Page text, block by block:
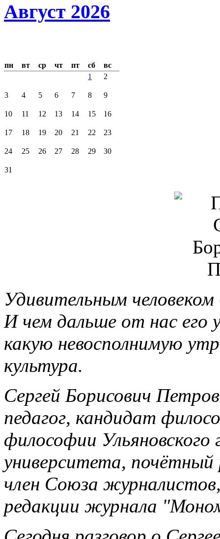
Август 2026
пн вт ср чт пт сб
вс
1
2
3 4 5 6 7 8 9
10 11 12 13 14 15 16
17 18 19 20 21 22 23
24 25 26 27 28 29 30
31
Удивительным
И чем дальше от нас его
какую невосполнимую
культура.
Сергей Борисович
педагог, кандидат
философии Ульяновского
университета,
член Союза
редакции журнала